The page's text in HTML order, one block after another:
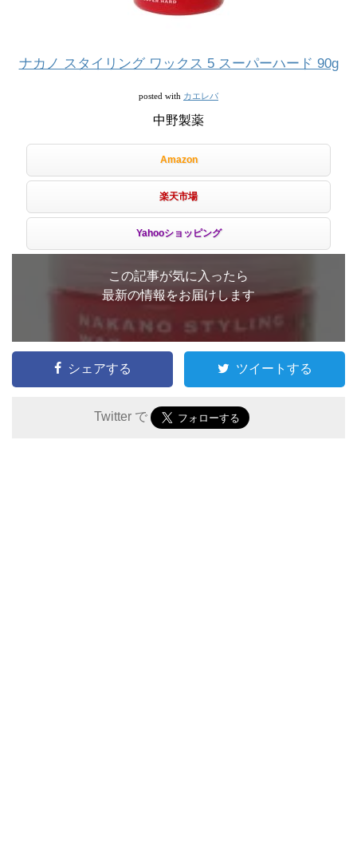
ナカノ スタイリング ワックス 5 スーパーハード 90g
posted with カエレバ
中野製薬
Amazon
楽天市場
Yahooショッピング
この記事が気に入ったら
最新の情報をお届けします
シェアする ツイートする
Twitter で